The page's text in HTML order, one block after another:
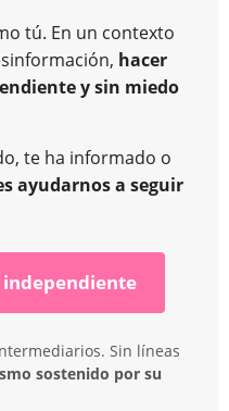
tú. En un contexto
hacer
y sin miedo
te ha informado o
ayudarnos a seguir
Sin líneas
sostenido por su